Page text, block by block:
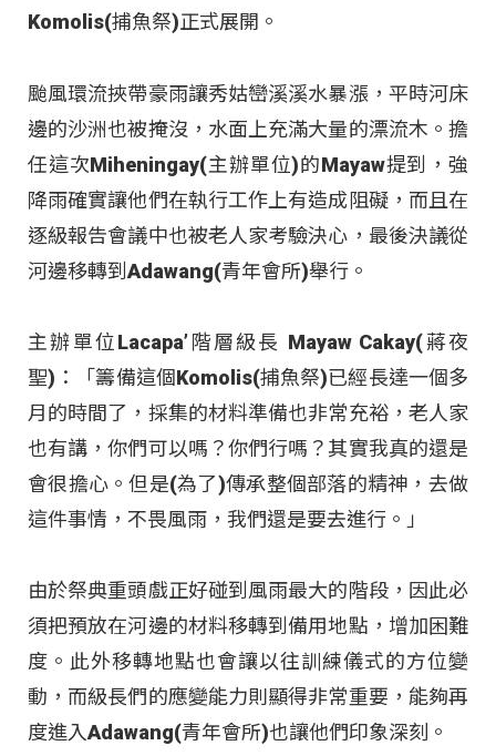
Komolis(捕魚祭)正式展開。
颱風環流挾帶豪雨讓秀姑巒溪溪水暴漲，平時河床
邊的沙洲也被掩沒，水面上充滿大量的漂流木。擔
任這次Miheningay(主辦單位)的Mayaw提到，強
降雨確實讓他們在執行工作上有造成阻礙，而且在
逐級報告會議中也被老人家考驗決心，最後決議從
河邊移轉到Adawang(青年會所)舉行。
主辦單位Lacapa’階層級長 Mayaw Cakay(蔣夜
聖)：「籌備這個Komolis(捕魚祭)已經長達一個多
月的時間了，採集的材料準備也非常充裕，老人家
也有講，你們可以嗎？你們行嗎？其實我真的還是
會很擔心。但是(為了)傳承整個部落的精神，去做
這件事情，不畏風雨，我們還是要去進行。」
由於祭典重頭戲正好碰到風雨最大的階段，因此必
須把預放在河邊的材料移轉到備用地點，增加困難
度。此外移轉地點也會讓以往訓練儀式的方位變
動，而級長們的應變能力則顯得非常重要，能夠再
度進入Adawang(青年會所)也讓他們印象深刻。